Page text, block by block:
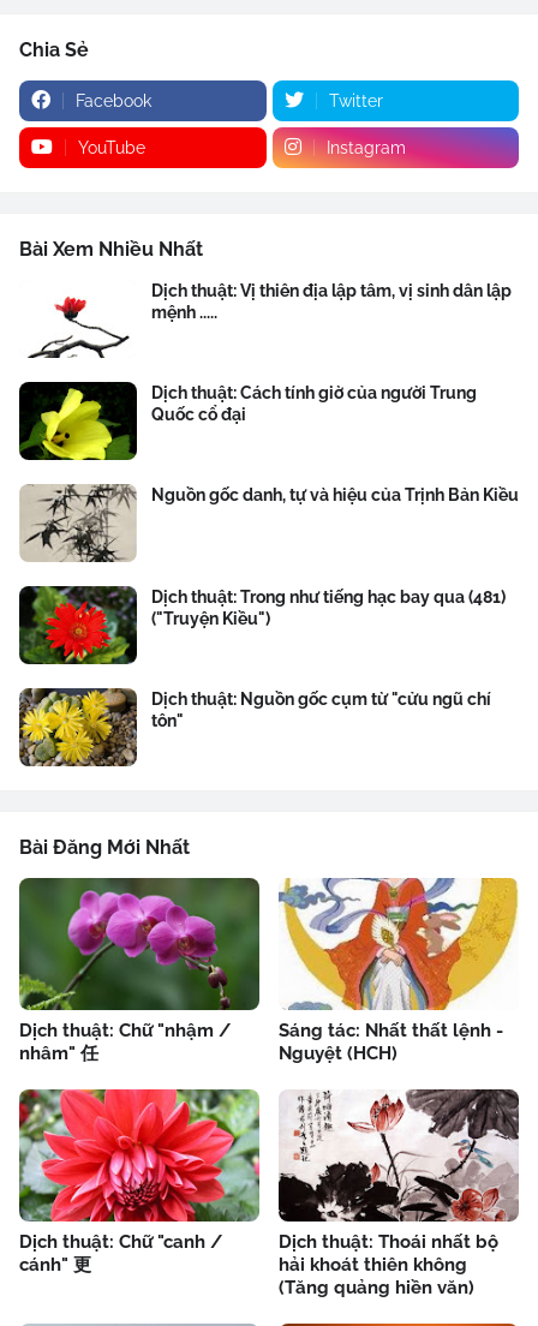
Chia Sẻ
Facebook Twitter
YouTube Instagram
Bài Xem Nhiều Nhất
Dịch thuật: Vị thiên địa lập tâm, vị sinh dân lập
mệnh .....
Dịch thuật: Cách tính giờ của người Trung
Quốc cổ đại
Nguồn gốc danh, tự và hiệu của Trịnh Bản Kiều
Dịch thuật: Trong như tiếng hạc bay qua (481)
("Truyện Kiều")
Dịch thuật: Nguồn gốc cụm từ "cửu ngũ chí
tôn"
Bài Đăng Mới Nhất
Dịch thuật: Chữ "nhậm /
nhâm" 任
Sáng tác: Nhất thất lệnh -
Nguyệt (HCH)
Dịch thuật: Chữ "canh /
cánh" 更
Dịch thuật: Thoái nhất bộ
hải khoát thiên không
(Tăng quảng hiền văn)